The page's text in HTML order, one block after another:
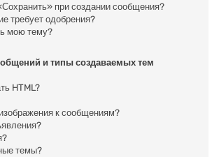
при создании сообщения?
требует одобрения?
мою тему?
и типы создаваемых тем
HTML?
к сообщениям?
темы?